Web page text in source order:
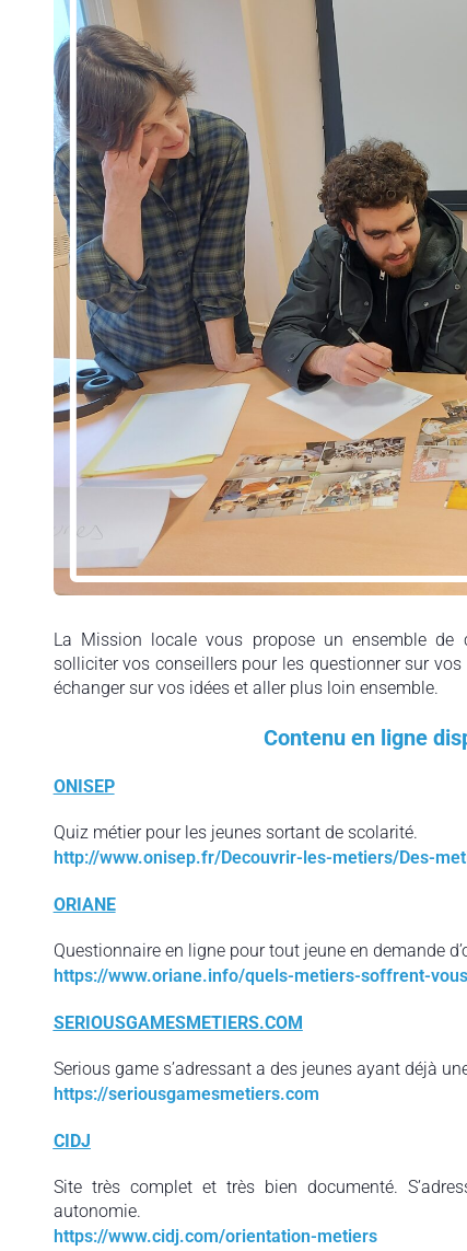
La Mission locale vous propose un ensemble
solliciter vos conseillers pour les questionner sur
échanger sur vos idées et aller plus loin ensemble.
Contenu en ligne
ONISEP
Quiz métier pour les jeunes sortant de scolarité.
http://www.onisep.fr/Decouvrir-les-metiers/Des-
ORIANE
Questionnaire en ligne pour tout jeune en demande
https://www.oriane.info/quels-metiers-soffrent-vous
SERIOUSGAMESMETIERS.COM
Serious game s’adressant a des jeunes ayant déjà
https://seriousgamesmetiers.com
CIDJ
Site très complet et très bien documenté.
autonomie.
https://www.cidj.com/orientation-metiers